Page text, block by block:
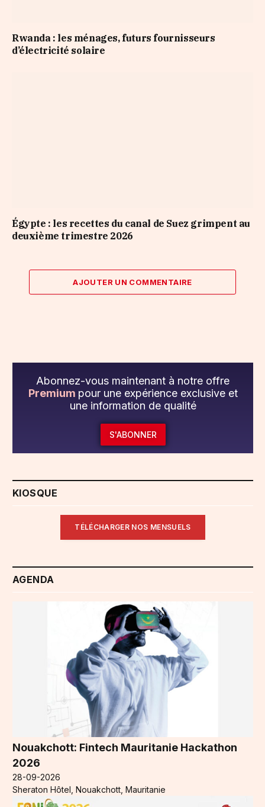
Rwanda : les ménages, futurs fournisseurs
d’électricité solaire
Égypte : les recettes du canal de Suez grimpent au
deuxième trimestre 2026
AJOUTER UN COMMENTAIRE
Abonnez-vous maintenant à notre offre
Premium pour une expérience exclusive et
une information de qualité
S'ABONNER
KIOSQUE
TÉLÉCHARGER NOS MENSUELS
AGENDA
Nouakchott: Fintech Mauritanie Hackathon
2026
28-09-2026
Sheraton Hôtel, Nouakchott, Mauritanie